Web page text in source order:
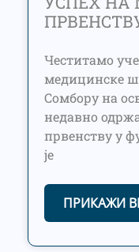
Честитамо
медицинске
Сомбору на
недавно
првенству у
је
ПРИКАЖИ